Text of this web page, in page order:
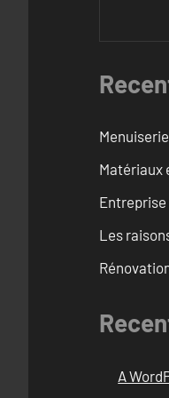
Matériaux
Les
A